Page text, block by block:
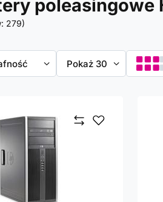
poleasingowe
279)
Zmień ilość
Pokaż 30